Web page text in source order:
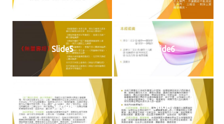
Slide5 Slide6
Slide8 Slide7